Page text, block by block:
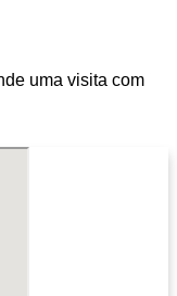
uma visita com